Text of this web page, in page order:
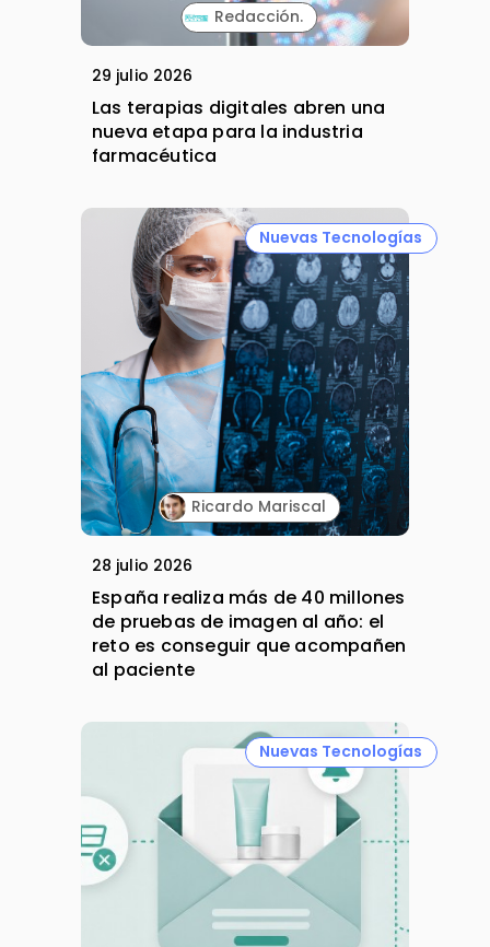
Redacción.
29 julio 2026
Las terapias digitales abren una
nueva etapa para la industria
farmacéutica
Nuevas Tecnologías
Ricardo Mariscal
28 julio 2026
España realiza más de 40 millones
de pruebas de imagen al año: el
reto es conseguir que acompañen
al paciente
Nuevas Tecnologías